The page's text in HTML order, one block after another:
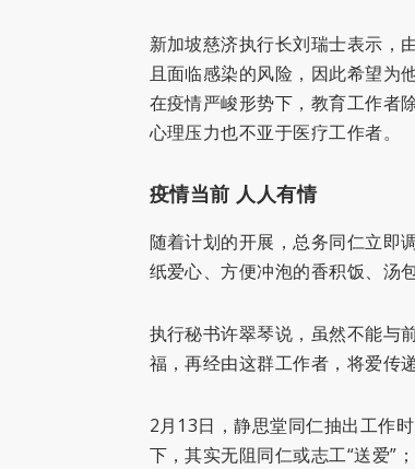
新加坡慈济执行长刘瑞士表示，
且面临感染的风险，因此希望为
在疫情严峻形势下，教育工作者
心理压力也不亚于医疗工作者。
疫情当前 人人有情
随着计划的开展，总务同仁立即
纸爱心、方便冲泡的香积饭、汤
执行秘书许翠琴说，虽然不能与
福，再经由这群工作者，将爱传
2月13日，静思堂同仁抽出工作
下，其实无阻同仁或志工“送爱”